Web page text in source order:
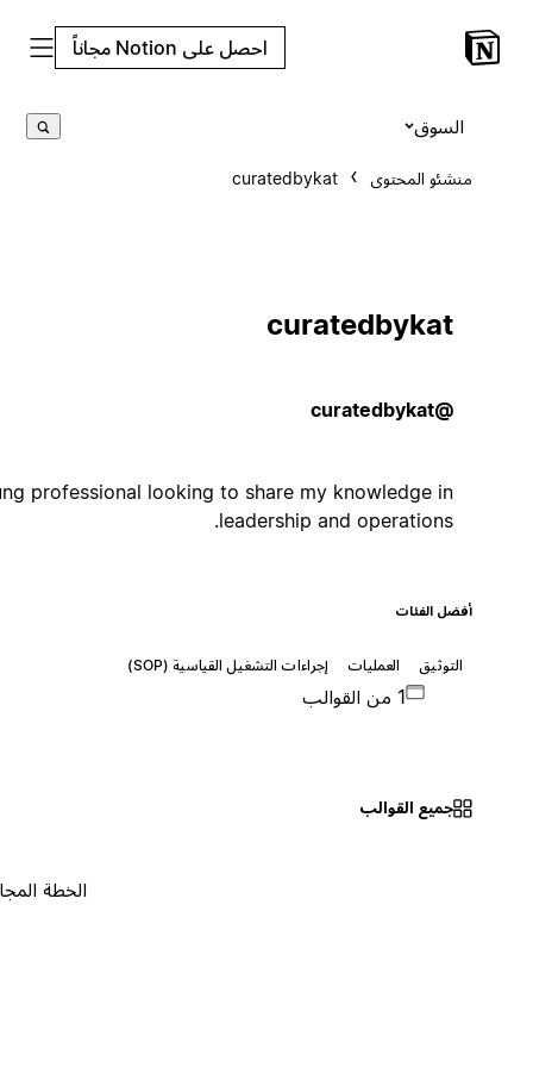
احصل على Notion مجاناً
منشئو المحتوى curatedbykat
curatedbykat
Young professional looking to share my knowledge in
leadership and operations.
أفضل الفئات
العمليات إجراءات التشغيل القياسية (SOP)
جميع القوالب
الخطة المجانية ٠